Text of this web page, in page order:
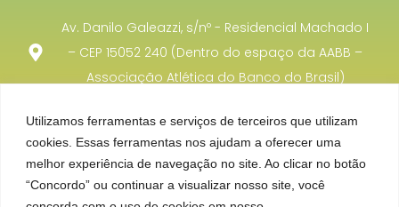
Utilizamos ferramentas e serviços de terceiros que utilizam
cookies. Essas ferramentas nos ajudam a oferecer uma
melhor experiência de navegação no site. Ao clicar no botão
“Concordo” ou continuar a visualizar nosso site, você
Av. Danilo Galeazzi, s/nº - Residencial Machado I
– CEP 15052 240 (Dentro do espaço da AABB –
Associação Atlética do Banco do Brasil)
(17) 99701 - 8740